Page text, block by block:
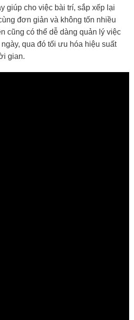
giúp cho việc bài trí, sắp xếp lại
đơn giản và không tốn nhiều
cũng có thể dễ dàng quản lý việc
qua đó tối ưu hóa hiệu suất
gian.